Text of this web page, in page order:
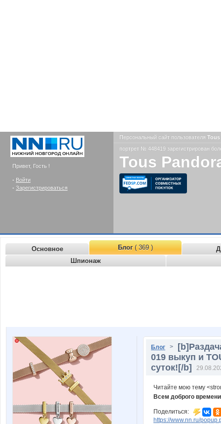
Привет, Гость !
- Войти
- Зарегистрироваться
Персональный сайт пользователя
портрет № 448419 зарегистрирован
Tous
Основное Блог( 369 )
Шпионаж
Блог >
019 выкуп и
суток![/b]
Читайте мою тему
Всем доброго
Поделиться:
https://www.nn.ru/